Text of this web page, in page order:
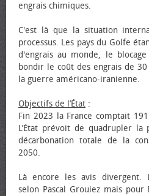
engrais chimiques.
C'est là que la situation
processus. Les pays du Golfe
d'engrais au monde, le
bondir le coût des engrais de
la guerre américano-iranienne.
Objectifs de l’État :
Fin 2023 la France comptait
L’État prévoit de quadrupler
décarbonation totale de la
2050.
Là encore les avis divergent.
selon Pascal Grouiez mais